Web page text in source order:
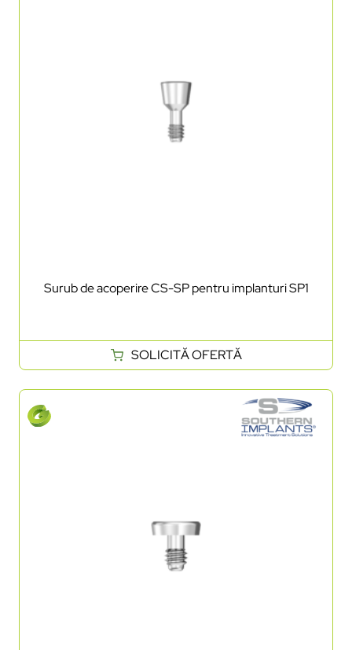
Surub de acoperire CS-SP pentru implanturi SP1
SOLICITĂ OFERTĂ